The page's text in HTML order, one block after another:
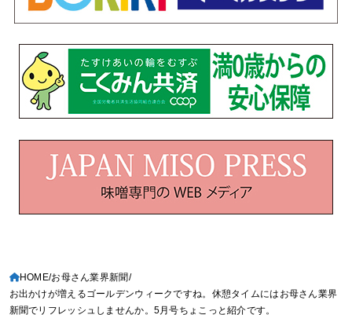
HOME お母さん業界新聞
お出かけが増えるゴールデンウィークですね。休憩タイムにはお母さん業界
新聞でリフレッシュしませんか。5月号ちょこっと紹介です。